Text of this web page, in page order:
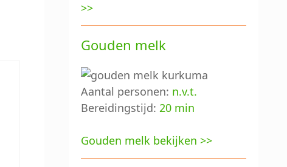
>>
Gouden melk
Aantal personen: n.v.t.
Bereidingstijd: 20 min
Gouden melk bekijken >>